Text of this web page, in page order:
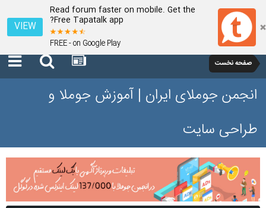
Read forum faster on mobile. Get the
Free Tapatalk app?
FREE - on Google Play
VIEW
صفحه نخست
انجمن جوملای ایران | آموزش جوملا و
طراحی سایت